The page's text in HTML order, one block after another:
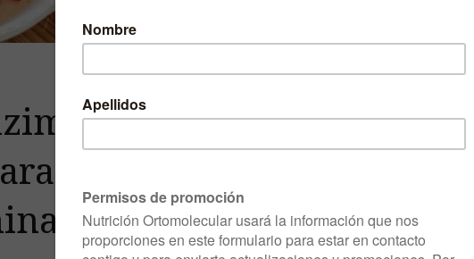
los
evitar la formación